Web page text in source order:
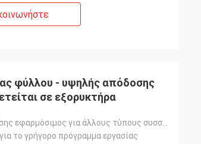
φύλλου - υψηλής απόδοσης
σε εξορυκτήρα
το γρήγορο πρόγραμμα εργασίας